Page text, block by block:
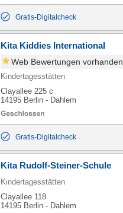
Gratis-Digitalcheck
Kita Kiddies International
Web Bewertungen vorhanden
Kindertagesstätten
Clayallee 225 c
14195 Berlin - Dahlem
Gratis-Digitalcheck
Kita Rudolf-Steiner-Schule
Kindertagesstätten
Clayallee 118
14195 Berlin - Dahlem